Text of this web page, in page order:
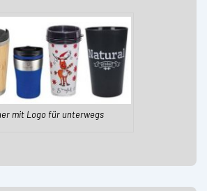
mit Logo für unterwegs